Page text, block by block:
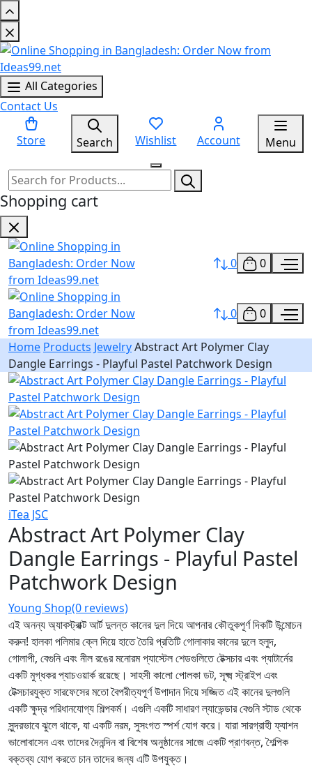
All Categories
Contact Us
Store Search Wishlist Account Menu
Shopping cart
0 0
0 0
Home Products JewelryAbstract Art Polymer Clay
Dangle Earrings - Playful Pastel Patchwork Design
iTea JSC
Abstract Art Polymer Clay
Dangle Earrings - Playful Pastel
Patchwork Design
Young Shop(0 reviews)
এই অনন্য অ্যাবস্ট্রাক্ট আর্ট দুলন্ত কানের দুল দিয়ে আপনার কৌতুকপূর্ণ দিকটি উন্মোচন
করুন! হালকা পলিমার ক্লে দিয়ে হাতে তৈরি প্রতিটি গোলাকার কানের দুলে হলুদ,
গোলাপী, বেগুনি এবং নীল রঙের মনোরম প্যাস্টেল শেডগুলিতে টেক্সচার এবং প্যাটার্নের
একটি মুগ্ধকর প্যাচওয়ার্ক রয়েছে। সাহসী কালো পোলকা ডট, সূক্ষ্ম স্ট্রাইপ এবং
টেক্সচারযুক্ত সারফেসের মতো বৈপরীত্যপূর্ণ উপাদান দিয়ে সজ্জিত এই কানের দুলগুলি
একটি ক্ষুদ্র পরিধানযোগ্য শিল্পকর্ম। এগুলি একটি সাধারণ ল্যাভেন্ডার বেগুনি স্টাড থেকে
সুন্দরভাবে ঝুলে থাকে, যা একটি নরম, সুসংগত স্পর্শ যোগ করে। যারা সারগ্রাহী ফ্যাশন
ভালোবাসেন এবং তাদের দৈনন্দিন বা বিশেষ অনুষ্ঠানের সাজে একটি প্রাণবন্ত, শৈল্পিক
বক্তব্য যোগ করতে চান তাদের জন্য এটি উপযুক্ত।